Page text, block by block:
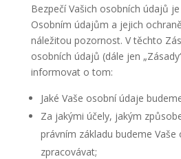
Bezpečí Vašich osobních údajů
Osobním údajům a jejich
náležitou pozornost. V těchto
osobních údajů (dále jen
informovat o tom:
Jaké Vaše osobní údaje
Za jakými účely, jakým
právním základu budeme Vaše
zpracovávat;